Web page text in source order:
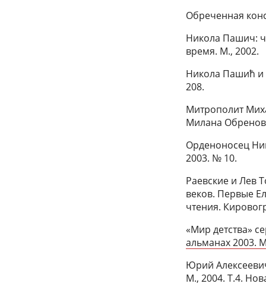
Обреченная
Никола Пашич:
время. М., 2002.
Никола Пашић и
208.
Митрополит
Милана
Орденоносец
2003. № 10.
Раевские и Лев
веков. Первые
чтения.
«Мир детства»
альманах 2003.
Юрий
М., 2004. Т.4.